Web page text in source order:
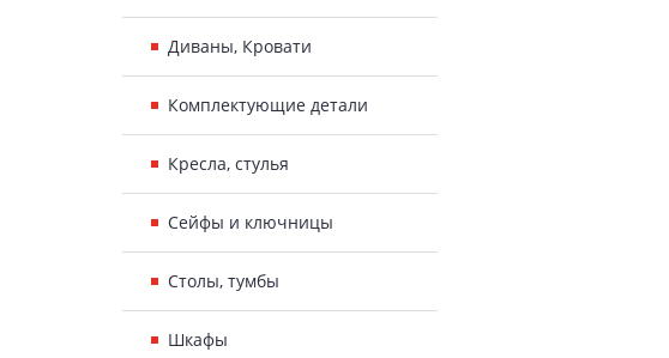
Диваны, Кровати
Комплектующие детали
Кресла, стулья
Сейфы и ключницы
Столы, тумбы
Шкафы